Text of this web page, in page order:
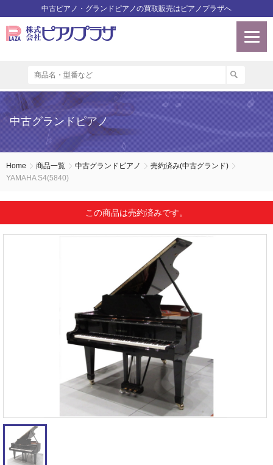
中古ピアノ・グランドピアノの買取販売はピアノプラザへ
中古グランドピアノ
Home 商品一覧 中古グランドピアノ
売約済み(中古グランド)
YAMAHA S4(5840)
この商品は売約済みです。